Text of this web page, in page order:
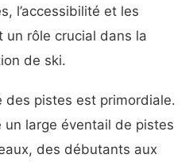
l’accessibilité et les
un rôle crucial dans la
de ski.
pistes est primordiale.
large éventail de pistes
des débutants aux